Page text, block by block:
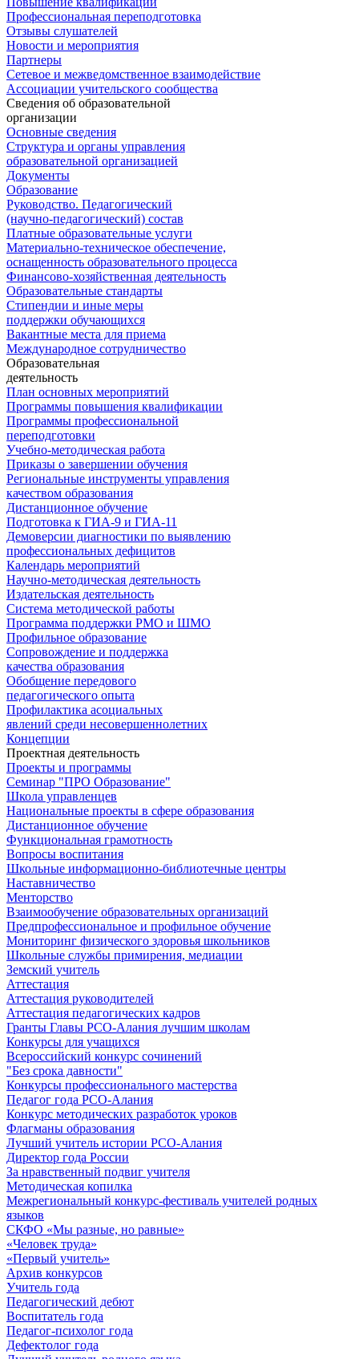
Профессиональная переподготовка
Отзывы слушателей
Новости и мероприятия
Партнеры
Сетевое и межведомственное взаимодействие
Ассоциации учительского сообщества
Сведения об образовательной
организации
Основные сведения
Структура и органы управления
образовательной организацией
Документы
Образование
Руководство. Педагогический
(научно-педагогический) состав
Платные образовательные услуги
Материально-техническое обеспечение,
оснащенность образовательного процесса
Финансово-хозяйственная деятельность
Образовательные стандарты
Стипендии и иные меры
поддержки обучающихся
Вакантные места для приема
Международное сотрудничество
Образовательная
деятельность
План основных мероприятий
Программы повышения квалификации
Программы профессиональной
переподготовки
Учебно-методическая работа
Приказы о завершении обучения
Региональные инструменты управления
качеством образования
Дистанционное обучение
Подготовка к ГИА-9 и ГИА-11
Демоверсии диагностики по выявлению
профессиональных дефицитов
Календарь мероприятий
Научно-методическая деятельность
Издательская деятельность
Система методической работы
Программа поддержки РМО и ШМО
Профильное образование
Сопровождение и поддержка
качества образования
Обобщение передового
педагогического опыта
Профилактика асоциальных
явлений среди несовершеннолетних
Концепции
Проектная деятельность
Проекты и программы
Семинар "ПРО Образование"
Школа управленцев
Национальные проекты в сфере образования
Дистанционное обучение
Функциональная грамотность
Вопросы воспитания
Школьные информационно-библиотечные центры
Наставничество
Менторство
Взаимообучение образовательных организаций
Предпрофессиональное и профильное обучение
Мониторинг физического здоровья школьников
Школьные службы примирения, медиации
Земский учитель
Аттестация
Аттестация руководителей
Аттестация педагогических кадров
Гранты Главы РСО-Алания лучшим школам
Конкурсы для учащихся
Всероссийский конкурс сочинений
"Без срока давности"
Конкурсы профессионального мастерства
Педагог года РСО-Алания
Конкурс методических разработок уроков
Флагманы образования
Лучший учитель истории РСО-Алания
Директор года России
За нравственный подвиг учителя
Методическая копилка
Межрегиональный конкурс-фестиваль учителей родных
языков
СКФО «Мы разные, но равные»
«Человек труда»
«Первый учитель»
Архив конкурсов
Учитель года
Педагогический дебют
Воспитатель года
Педагог-психолог года
Дефектолог года